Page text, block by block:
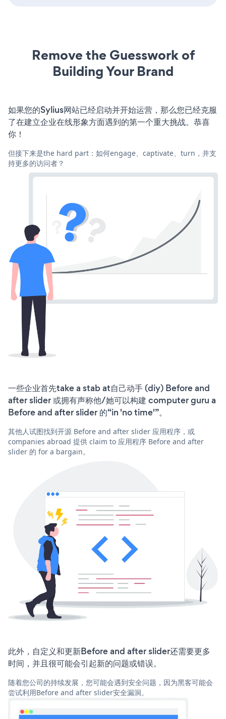
Remove the Guesswork of
Building Your Brand
如果您的Sylius网站已经启动并开始运营，那么您已经克服
了在建立企业在线形象方面遇到的第一个重大挑战。恭喜
你！
但接下来是the hard part：如何engage、captivate、turn，并支
持更多的访问者？
一些企业首先take a stab at自己动手 (diy) Before and
after slider 或拥有声称他/她可以构建 computer guru a
Before and after slider 的“in 'no time'”。
其他人试图找到开源 Before and after slider 应用程序，或
companies abroad 提供 claim to 应用程序 Before and after
slider 的 for a bargain。
此外，自定义和更新Before and after slider还需要更多
时间，并且很可能会引起新的问题或错误。
随着您公司的持续发展，您可能会遇到安全问题，因为黑客可能会
尝试利用Before and after slider安全漏洞。